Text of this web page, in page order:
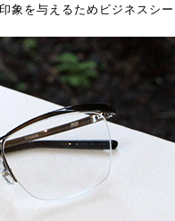
象を与えるためビジネスシー